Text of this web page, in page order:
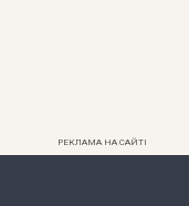
РЕКЛАМА НА САЙТІ